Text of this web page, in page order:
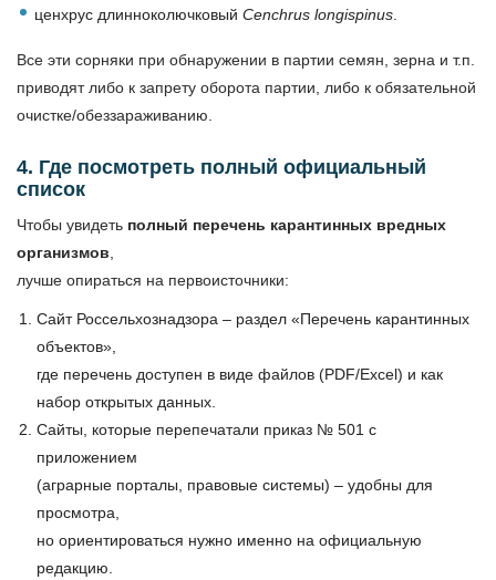
ценхрус длинноколючковый Cenchrus longispinus
Все эти сорняки при обнаружении в партии семян, зерна и т.п.
приводят либо к запрету оборота партии, либо к обязательной
очистке/обеззараживанию.
4. Где посмотреть полный официальный
список
Чтобы увидеть полный перечень карантинных вредных
организмов
лучше опираться на первоисточники:
Сайт Россельхознадзора – раздел «Перечень карантинных
объектов»,
где перечень доступен в виде файлов (PDF/Excel) и как
набор открытых данных.
Сайты, которые перепечатали приказ № 501 с
приложением
(аграрные порталы, правовые системы) – удобны для
просмотра,
но ориентироваться нужно именно на официальную
редакцию.